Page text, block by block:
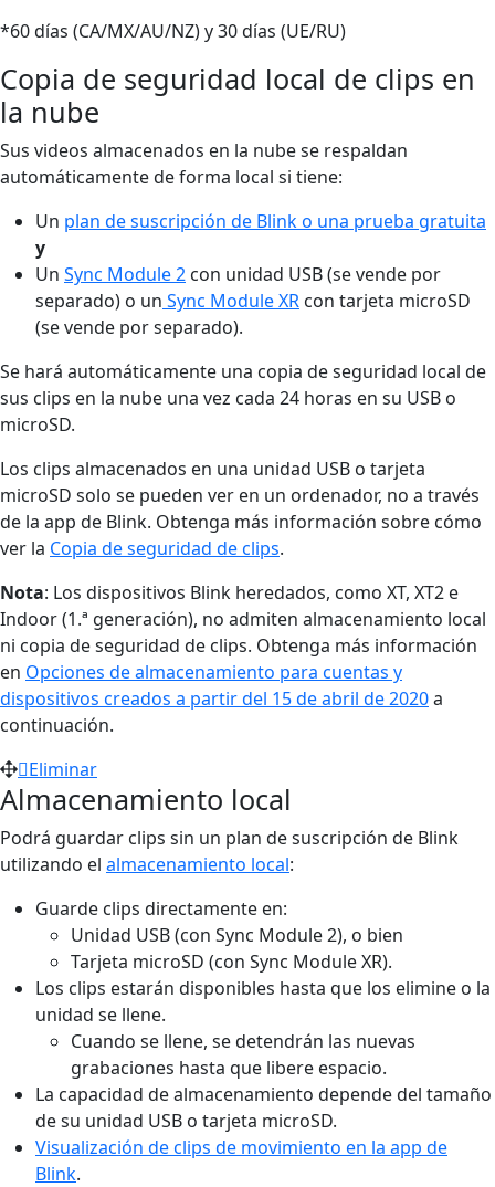
*60 días (CA/MX/AU/NZ) y 30 días (UE/RU)
Copia de seguridad local de clips en
la nube
Sus videos almacenados en la nube se respaldan
automáticamente de forma local si tiene:
Un plan de suscripción de Blink o una prueba gratuita
y
Un Sync Module 2 con unidad USB (se vende por
separado) o un Sync Module XR con tarjeta microSD
(se vende por separado).
Se hará automáticamente una copia de seguridad local de
sus clips en la nube una vez cada 24 horas en su USB o
microSD.
Los clips almacenados en una unidad USB o tarjeta
microSD solo se pueden ver en un ordenador, no a través
de la app de Blink. Obtenga más información sobre cómo
ver la Copia de seguridad de clips.
Nota: Los dispositivos Blink heredados, como XT, XT2 e
Indoor (1.ª generación), no admiten almacenamiento local
ni copia de seguridad de clips. Obtenga más información
en Opciones de almacenamiento para cuentas y
dispositivos creados a partir del 15 de abril de 2020a
continuación.
Eliminar
Almacenamiento local
Podrá guardar clips sin un plan de suscripción de Blink
utilizando el almacenamiento local:
Guarde clips directamente en:
Unidad USB (con Sync Module 2), o bien
Tarjeta microSD (con Sync Module XR).
Los clips estarán disponibles hasta que los elimine o la
unidad se llene.
Cuando se llene, se detendrán las nuevas
grabaciones hasta que libere espacio.
La capacidad de almacenamiento depende del tamaño
de su unidad USB o tarjeta microSD.
Visualización de clips de movimiento en la app de
Blink.